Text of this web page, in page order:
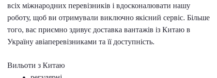
всіх міжнародних перевізників і вдосконалювати нашу
роботу, щоб ви отримували виключно якісний сервіс. Більше
того, вас приємно здивує доставка вантажів із Китаю в
Україну авіаперевізниками та її доступність.
Вильоти з Китаю